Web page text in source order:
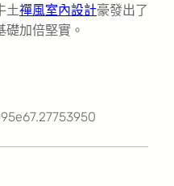
土禪風室內設計豪發出了
加倍堅實。